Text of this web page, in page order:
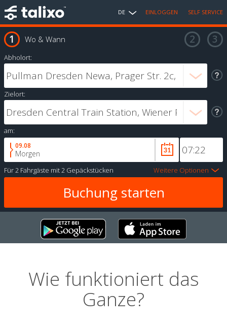
DE EINLOGGEN SELF SERVICE
Wo & Wann
Abholort:
Zielort:
am:
09.08
Morgen
Für2 Fahrgäste mit2 Gepäckstücken Weitere Optionen
Wie funktioniert das
Ganze?